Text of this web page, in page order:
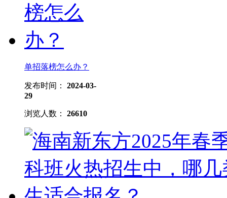
单招落榜怎么办？
发布时间： 2024-03-
29
浏览人数： 26610